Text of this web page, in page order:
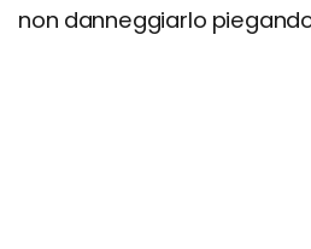
non danneggiarlo